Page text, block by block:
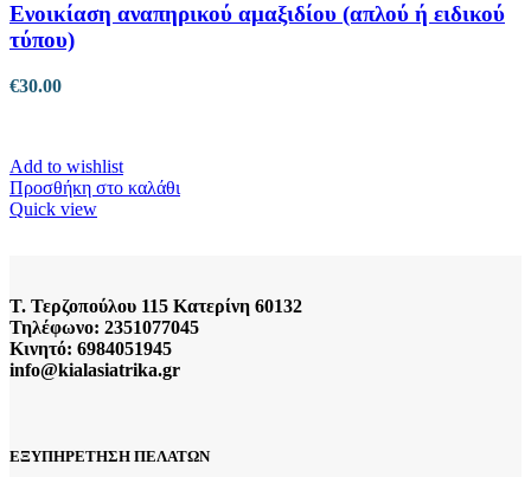
Ενοικίαση αναπηρικού αμαξιδίου (απλού ή ειδικού
τύπου)
€30.00
Add to wishlist
Προσθήκη στο καλάθι
Quick view
Τ. Τερζοπούλου 115 Κατερίνη 60132
Τηλέφωνο: 2351077045
Κινητό: 6984051945
info@kialasiatrika.gr
ΕΞΥΠΗΡΕΤΗΣΗ ΠΕΛΑΤΩΝ